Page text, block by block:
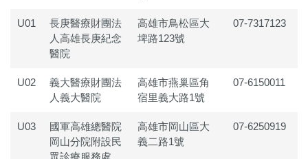
U01
長庚醫療財團法
人高雄長庚紀念
醫院
高雄市鳥松區大
埤路123號
07-7317123
U02
義大醫療財團法
人義大醫院
高雄市燕巢區角
宿里義大路1號
07-6150011
U03
國軍高雄總醫院
岡山分院附設民
眾診療服務處
高雄市岡山區大
義二路1號
07-6250919